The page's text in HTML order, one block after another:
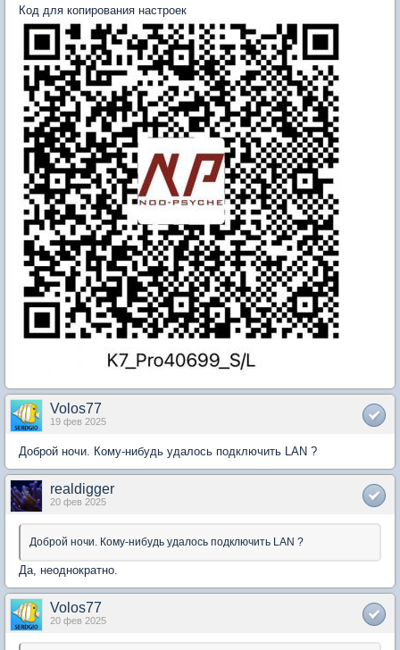
Код для копирования настроек
Volos77
19 фев 2025
Доброй ночи. Кому-нибудь удалось подключить LAN ?
realdigger
20 фев 2025
Доброй ночи. Кому-нибудь удалось подключить LAN ?
Да, неоднократно.
Volos77
20 фев 2025